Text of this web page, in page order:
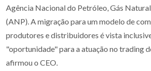
Agência Nacional do Petróleo, Gás
(ANP). A migração para um modelo de
produtores e distribuidores é vista
"oportunidade" para a atuação no trading
afirmou o CEO.